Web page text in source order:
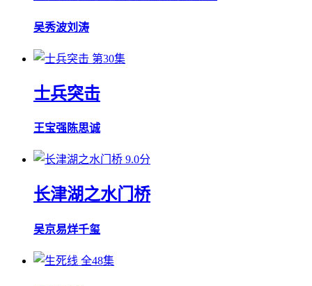
吴秀波刘涛
第30集
士兵突击
王宝强陈思诚
9.0分
长津湖之水门桥
吴京易烊千玺
全48集